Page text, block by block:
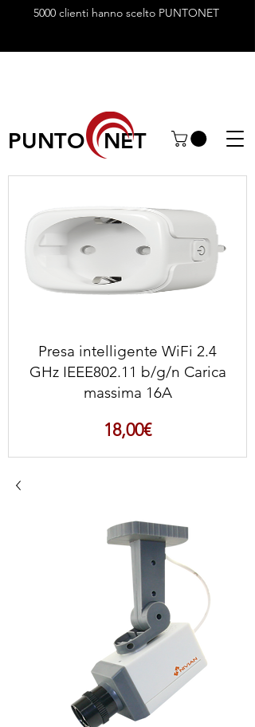
5000 clienti hanno scelto PUNTONET
PUNTO NET
Presa intelligente WiFi 2.4
GHz IEEE802.11 b/g/n Carica
massima 16A
18,00€Prezzo